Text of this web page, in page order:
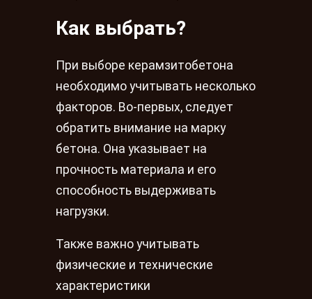
Как выбрать?
При выборе керамзитобетона
необходимо учитывать несколько
факторов. Во-первых, следует
обратить внимание на марку
бетона. Она указывает на
прочность материала и его
способность выдерживать
нагрузки.
Также важно учитывать
физические и технические
характеристики